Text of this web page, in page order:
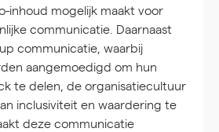
inhoud mogelijk maakt voor
communicatie. Daarnaast
communicatie, waarbij
aangemoedigd om hun
te delen, de organisatiecultuur
inclusiviteit en waardering te
deze communicatie